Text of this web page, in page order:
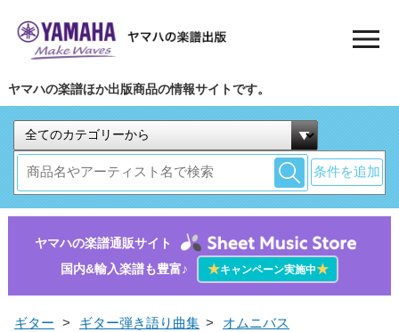
ヤマハの楽譜ほか出版商品の情報サイトです。
条件を追加
ヤマハの楽譜通販サイト
国内&輸入楽譜も豊富♪
★キャンペーン実施中★
ギター > ギター弾き語り曲集 >
オムニバス